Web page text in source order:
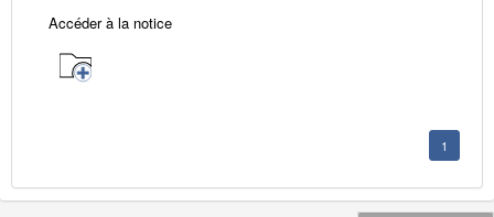
Accéder à la notice
1